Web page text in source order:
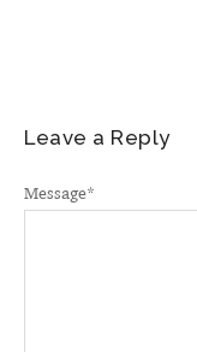
Leave a Reply
Message*